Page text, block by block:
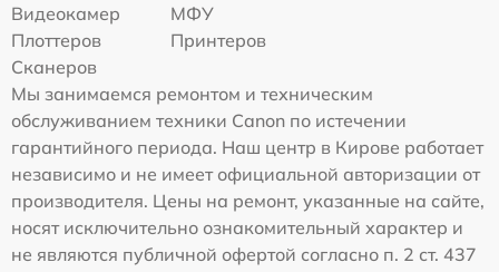
Видеокамер
МФУ
Плоттеров
Принтеров
Сканеров
Мы занимаемся ремонтом и техническим
обслуживанием техники Canon по истечении
гарантийного периода. Наш центр в Кирове работает
независимо и не имеет официальной авторизации от
производителя. Цены на ремонт, указанные на сайте,
носят исключительно ознакомительный характер и
не являются публичной офертой согласно п. 2 ст. 437